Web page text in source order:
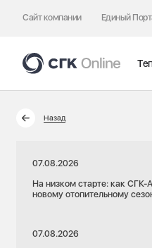
Сайт компании Единый
Назад
07.08.2026
На низком старте: как СГК-
новому отопительному
07.08.2026